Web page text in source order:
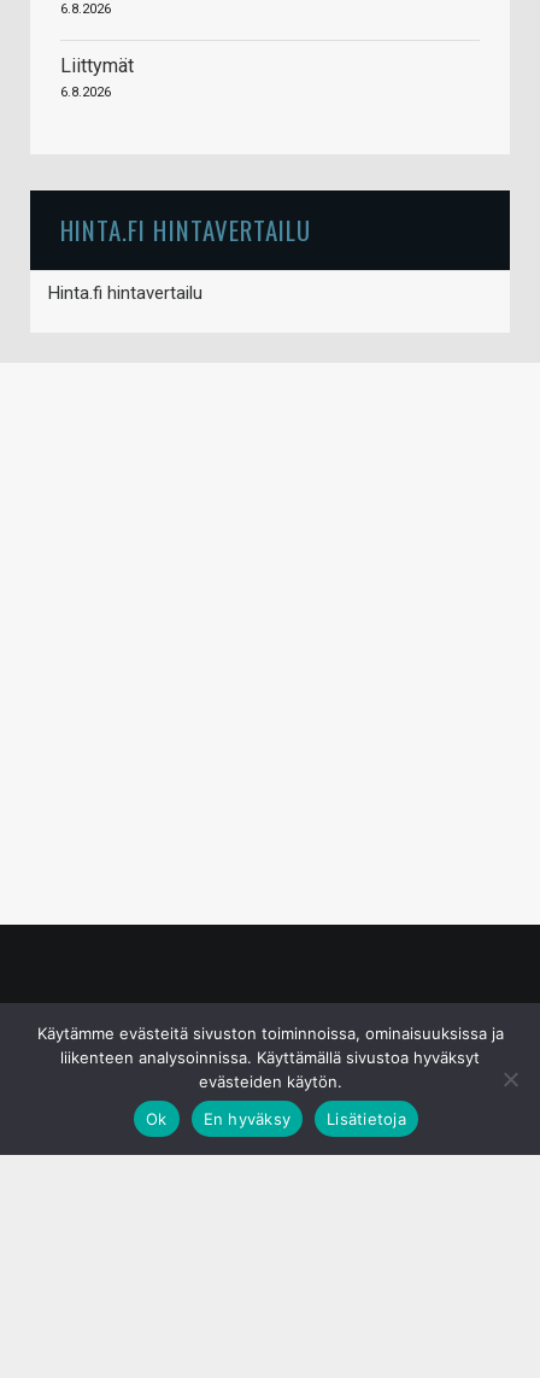
6.8.2026
Liittymät
6.8.2026
HINTA.FI HINTAVERTAILU
Hinta.fi hintavertailu
Käytämme evästeitä sivuston toiminnoissa, ominaisuuksissa ja
liikenteen analysoinnissa. Käyttämällä sivustoa hyväksyt
evästeiden käytön.
Ok
En hyväksy Lisätietoja